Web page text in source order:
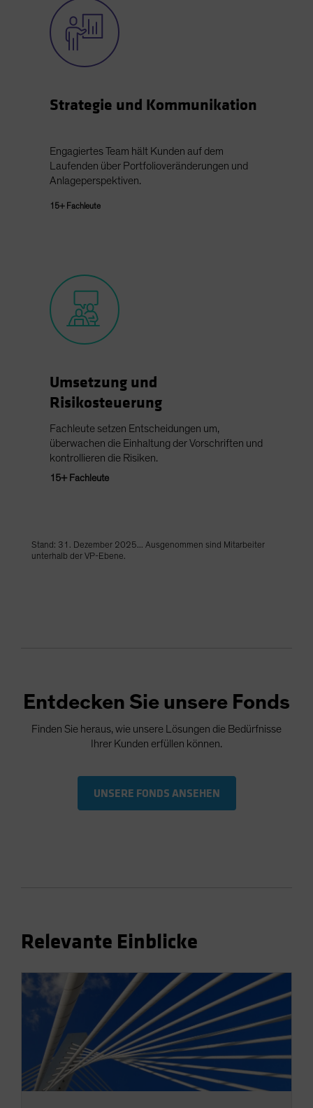
Strategie und Kommunikation
Engagiertes Team hält Kunden auf dem
Laufenden über Portfolioveränderungen und
Anlageperspektiven.
15+ Fachleute
Umsetzung und
Risikosteuerung
Fachleute setzen Entscheidungen um,
überwachen die Einhaltung der Vorschriften und
kontrollieren die Risiken.
15+ Fachleute
Stand: 31. Dezember 2025... Ausgenommen sind Mitarbeiter
unterhalb der VP-Ebene.
Entdecken Sie unsere Fonds
Finden Sie heraus, wie unsere Lösungen die Bedürfnisse
Ihrer Kunden erfüllen können.
UNSERE FONDS ANSEHEN
Relevante Einblicke